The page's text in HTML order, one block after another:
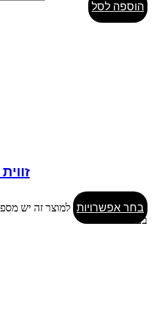
הוספה לסל
בחר אפשרויות למוצר זה יש
בעמוד המוצר